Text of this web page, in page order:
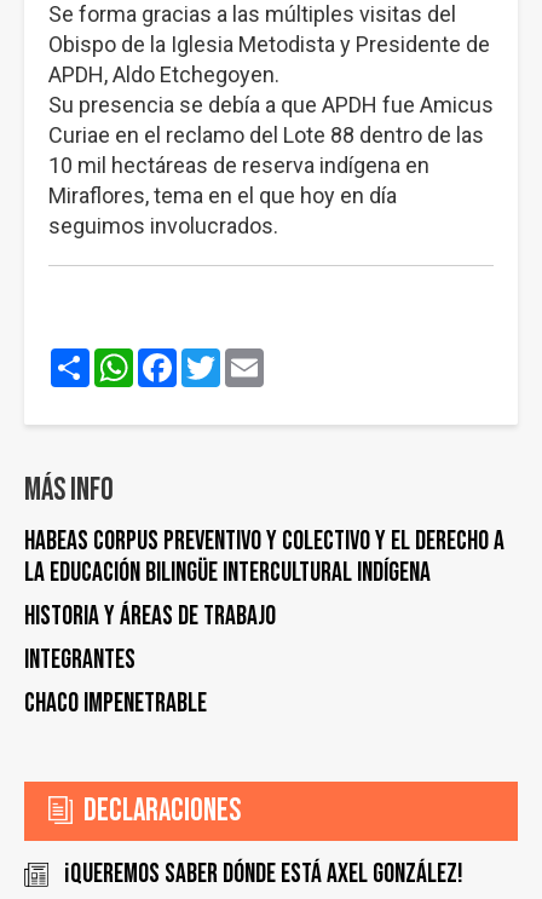
Se forma gracias a las múltiples visitas del
Obispo de la Iglesia Metodista y Presidente de
APDH, Aldo Etchegoyen.
Su presencia se debía a que APDH fue Amicus
Curiae en el reclamo del Lote 88 dentro de las
10 mil hectáreas de reserva indígena en
Miraflores, tema en el que hoy en día
seguimos involucrados.
ShareWhatsApp
Facebook
Twitter
Más info
HABEAS CORPUS PREVENTIVO Y COLECTIVO y EL DERECHO A
LA EDUCACIÓN BILINGÜE INTERCULTURAL INDÍGENA
Historia y áreas de trabajo
Integrantes
Chaco Impenetrable
Declaraciones
¡Queremos saber dónde está Axel González!